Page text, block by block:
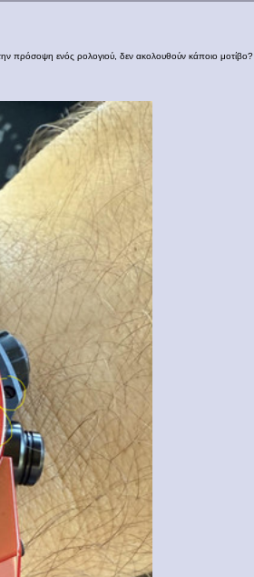
πρόσοψη ενός ρολογιού, δεν ακολουθούν κάποιο μοτίβο?